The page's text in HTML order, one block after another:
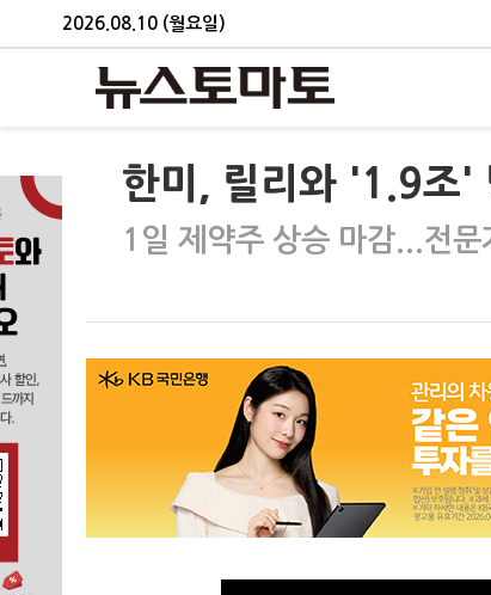
2026.08.10 (월요일)
한미, 릴리와 '1.9조'
1일 제약주 상승 마감...전